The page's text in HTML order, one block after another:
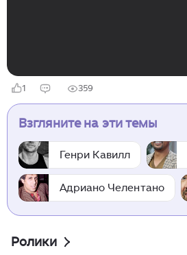
1 359
Взгляните на эти темы
Генри Кавилл
Адриано Челентано
Ролики